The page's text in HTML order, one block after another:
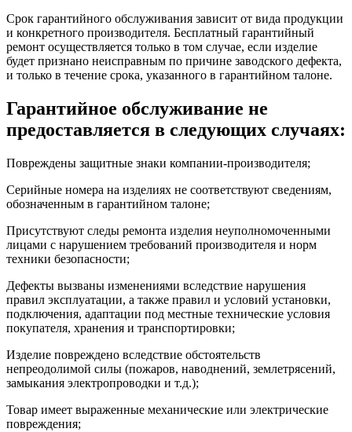
Срок гарантийного обслуживания зависит от вида продукции
и конкретного производителя. Бесплатный гарантийный
ремонт осуществляется только в том случае, если изделие
будет признано неисправным по причине заводского дефекта,
и только в течение срока, указанного в гарантийном талоне.
Гарантийное обслуживание не
предоставляется в следующих случаях:
Повреждены защитные знаки компании-производителя;
Серийные номера на изделиях не соответствуют сведениям,
обозначенным в гарантийном талоне;
Присутствуют следы ремонта изделия неуполномоченными
лицами с нарушением требований производителя и норм
техники безопасности;
Дефекты вызваны изменениями вследствие нарушения
правил эксплуатации, а также правил и условий установки,
подключения, адаптации под местные технические условия
покупателя, хранения и транспортировки;
Изделие повреждено вследствие обстоятельств
непреодолимой силы (пожаров, наводнений, землетрясений,
замыкания электропроводки и т.д.);
Товар имеет выраженные механические или электрические
повреждения;